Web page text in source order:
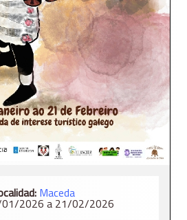
Maceda
2026 a 21/02/2026